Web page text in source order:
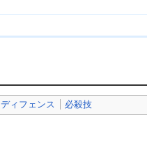
ディフェンス 必殺技